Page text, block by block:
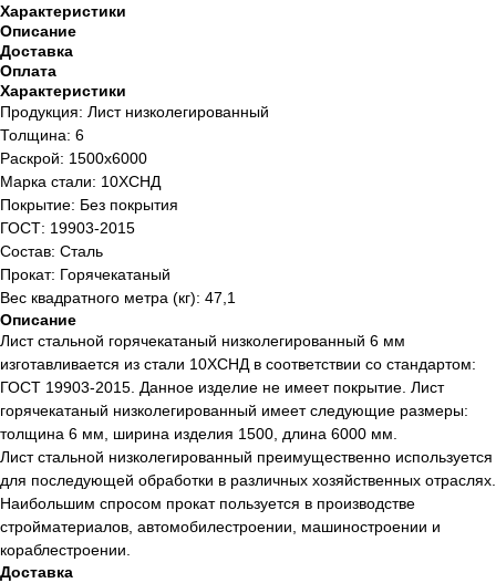
Характеристики
Описание
Доставка
Оплата
Характеристики
Продукция: Лист низколегированный
Толщина: 6
Раскрой: 1500х6000
Марка стали: 10ХСНД
Покрытие: Без покрытия
ГОСТ: 19903-2015
Состав: Сталь
Прокат: Горячекатаный
Вес квадратного метра (кг): 47,1
Описание
Лист стальной горячекатаный низколегированный 6 мм
изготавливается из стали 10ХСНД в соответствии со стандартом:
ГОСТ 19903-2015. Данное изделие не имеет покрытие. Лист
горячекатаный низколегированный имеет следующие размеры:
толщина 6 мм, ширина изделия 1500, длина 6000 мм.
Лист стальной низколегированный преимущественно используется
для последующей обработки в различных хозяйственных отраслях.
Наибольшим спросом прокат пользуется в производстве
стройматериалов, автомобилестроении, машиностроении и
кораблестроении.
Доставка